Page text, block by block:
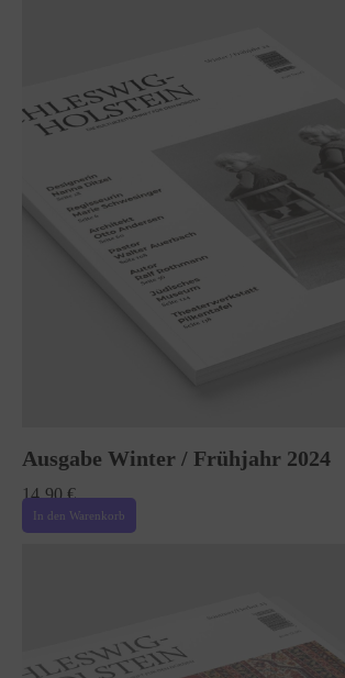
Ausgabe Winter / Frühjahr 2024
14,90€
In den Warenkorb